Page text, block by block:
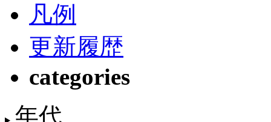
凡例
更新履歴
categories
年代